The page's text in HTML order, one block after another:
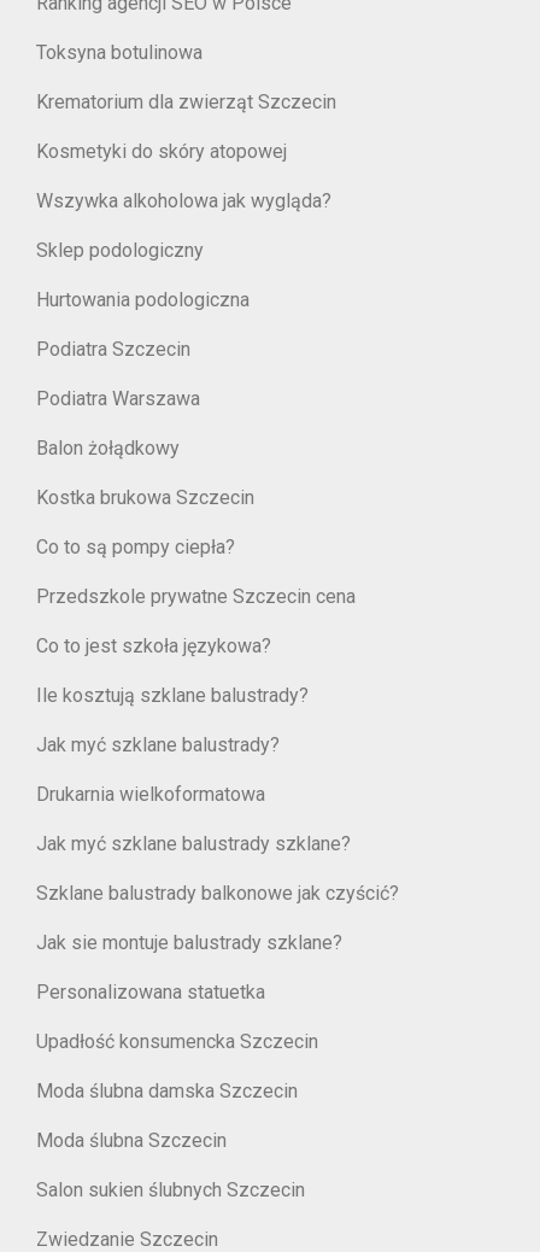
Toksyna botulinowa
Krematorium dla zwierząt Szczecin
Kosmetyki do skóry atopowej
Wszywka alkoholowa jak wygląda?
Sklep podologiczny
Hurtowania podologiczna
Podiatra Szczecin
Podiatra Warszawa
Balon żołądkowy
Kostka brukowa Szczecin
Co to są pompy ciepła?
Przedszkole prywatne Szczecin cena
Co to jest szkoła językowa?
Ile kosztują szklane balustrady?
Jak myć szklane balustrady?
Drukarnia wielkoformatowa
Jak myć szklane balustrady szklane?
Szklane balustrady balkonowe jak czyścić?
Jak sie montuje balustrady szklane?
Personalizowana statuetka
Upadłość konsumencka Szczecin
Moda ślubna damska Szczecin
Moda ślubna Szczecin
Salon sukien ślubnych Szczecin
Zwiedzanie Szczecin